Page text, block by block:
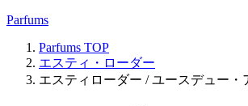
Parfums
Parfums TOP
エスティ・ローダー
エスティローダー / ユースデュー・